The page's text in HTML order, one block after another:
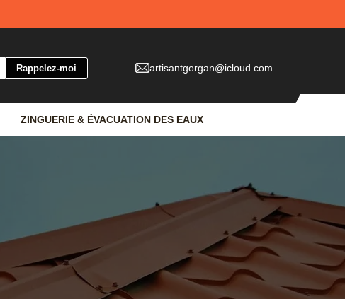
artisantgorgan@icloud.com
ZINGUERIE & ÉVACUATION DES EAUX